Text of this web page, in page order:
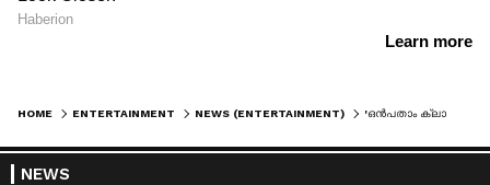
HOME ENTERTAINMENT NEWS (ENTERTAINMENT)
NEWS